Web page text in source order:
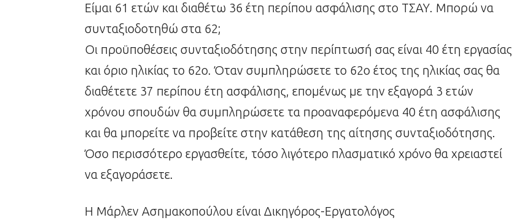
Είμαι 61 ετών και διαθέτω 36 έτη περίπου ασφάλισης στο ΤΣΑΥ. Μπορώ να
συνταξιοδοτηθώ στα 62;
Οι προϋποθέσεις συνταξιοδότησης στην περίπτωσή σας είναι 40 έτη εργασίας
και όριο ηλικίας το 62ο. Όταν συμπληρώσετε το 62ο έτος της ηλικίας σας θα
διαθέτετε 37 περίπου έτη ασφάλισης, επομένως με την εξαγορά 3 ετών
χρόνου σπουδών θα συμπληρώσετε τα προαναφερόμενα 40 έτη ασφάλισης
και θα μπορείτε να προβείτε στην κατάθεση της αίτησης συνταξιοδότησης.
Όσο περισσότερο εργασθείτε, τόσο λιγότερο πλασματικό χρόνο θα χρειαστεί
να εξαγοράσετε.
Η Μάρλεν Ασημακοπούλου είναι Δικηγόρος-Εργατολόγος